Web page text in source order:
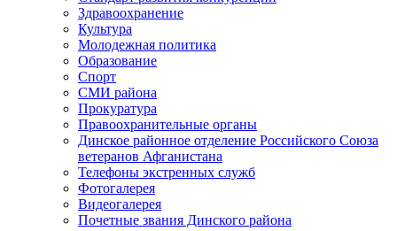
Здравоохранение
Культура
Молодежная политика
Образование
Спорт
СМИ района
Прокуратура
Правоохранительные органы
Динское районное отделение Российского Союза
ветеранов Афганистана
Телефоны экстренных служб
Фотогалерея
Видеогалерея
Почетные звания Динского района